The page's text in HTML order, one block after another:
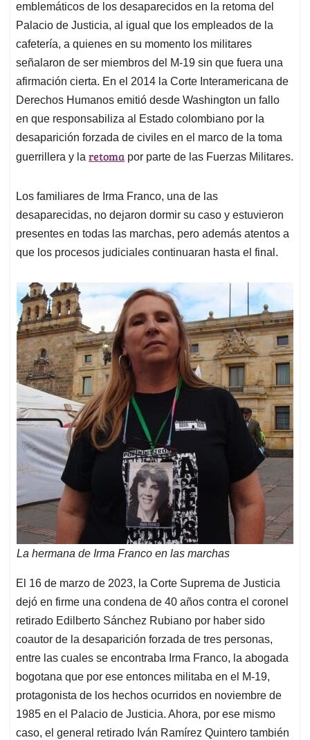
A
p
p
o
o
d
I
n
d
s
emblemáticos de los desaparecidos en la retoma del
Palacio de Justicia, al igual que los empleados de la
cafetería, a quienes en su momento los militares
señalaron de ser miembros del M-19 sin que fuera una
afirmación cierta. En el 2014 la Corte Interamericana de
Derechos Humanos emitió desde Washington un fallo
en que responsabiliza al Estado colombiano por la
desaparición forzada de civiles en el marco de la toma
guerrillera y la retoma por parte de las Fuerzas Militares.
Los familiares de Irma Franco, una de las
desaparecidas, no dejaron dormir su caso y estuvieron
presentes en todas las marchas, pero además atentos a
que los procesos judiciales continuaran hasta el final.
La hermana de Irma Franco en las marchas
El 16 de marzo de 2023, la Corte Suprema de Justicia
dejó en firme una condena de 40 años contra el coronel
retirado Edilberto Sánchez Rubiano por haber sido
coautor de la desaparición forzada de tres personas,
entre las cuales se encontraba Irma Franco, la abogada
bogotana que por ese entonces militaba en el M-19,
protagonista de los hechos ocurridos en noviembre de
1985 en el Palacio de Justicia. Ahora, por ese mismo
caso, el general retirado Iván Ramírez Quintero también